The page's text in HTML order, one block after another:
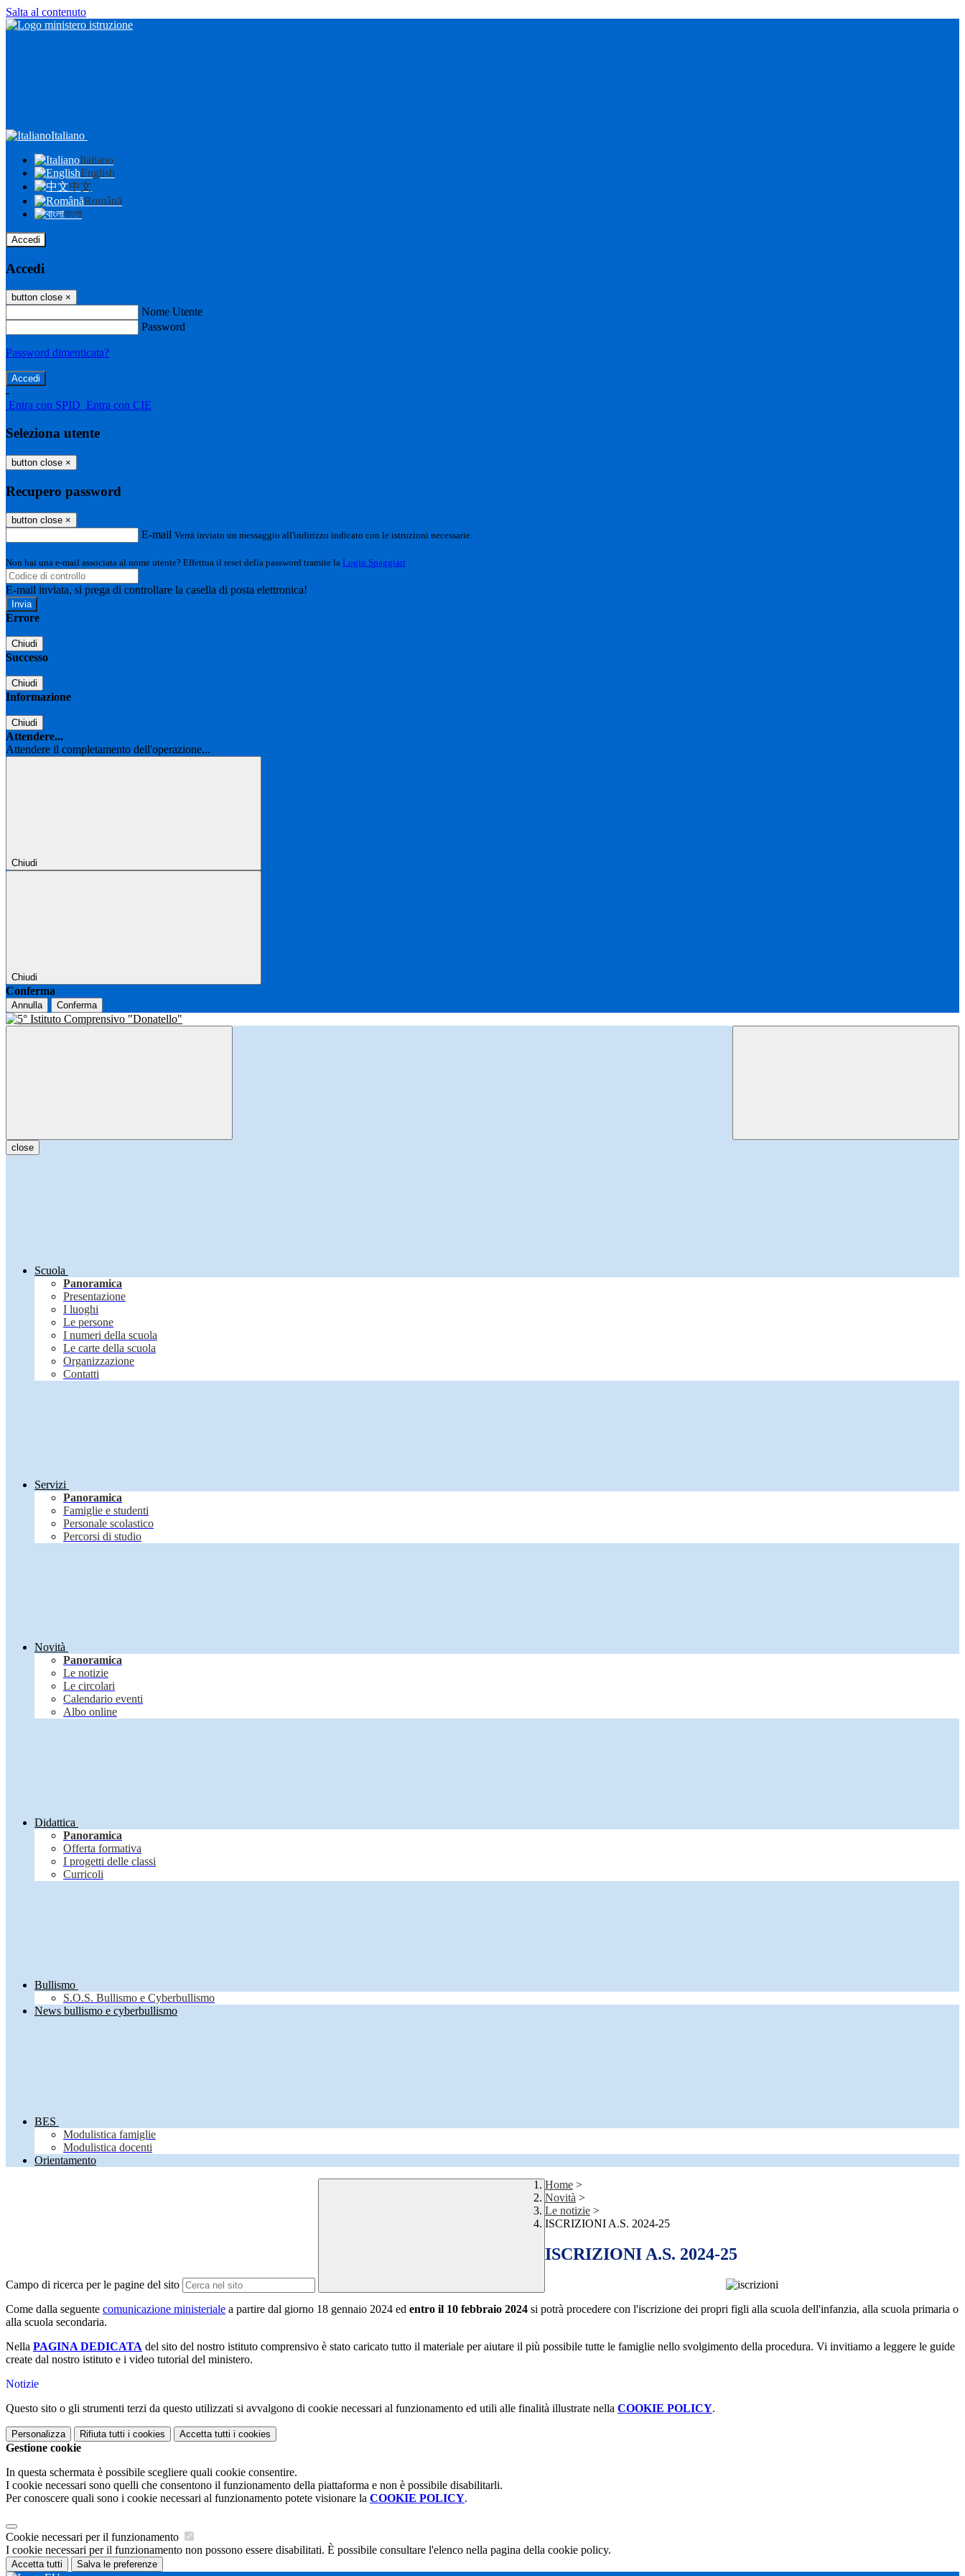
Salta al contenuto
Italiano
Italiano
English
中文
Română
বাংলা
Accedi
Accedi
button close ×
Nome Utente
Password
Password dimenticata?
-
Entra con SPID Entra con CIE
Seleziona utente
button close ×
Recupero password
button close ×
E-mail Verrà inviato un messaggio all'indirizzo indicato con le istruzioni necessarie.
Non hai una e-mail associata al nome utente? Effettua il reset della password tramite la Login Spaggiari
E-mail inviata, si prega di controllare la casella di posta elettronica!
Errore
Chiudi
Successo
Chiudi
Informazione
Chiudi
Attendere...
Attendere il completamento dell'operazione...
Chiudi
Chiudi
Conferma
Annulla Conferma
close
Scuola
Panoramica
Presentazione
I luoghi
Le persone
I numeri della scuola
Le carte della scuola
Organizzazione
Contatti
Servizi
Panoramica
Famiglie e studenti
Personale scolastico
Percorsi di studio
Novità
Panoramica
Le notizie
Le circolari
Calendario eventi
Albo online
Didattica
Panoramica
Offerta formativa
I progetti delle classi
Curricoli
Bullismo
S.O.S. Bullismo e Cyberbullismo
News bullismo e cyberbullismo
BES
Modulistica famiglie
Modulistica docenti
Orientamento
Campo di ricerca per le pagine del sito
Home >
Novità >
Le notizie >
ISCRIZIONI A.S. 2024-25
ISCRIZIONI A.S. 2024-25
Come dalla seguente comunicazione ministeriale a partire dal giorno 18 gennaio 2024 ed entro il 10 febbraio 2024 si potrà procedere con l'iscrizione dei propri figli alla scuola dell'infanzia, alla scuola primaria o
alla scuola secondaria.
Nella PAGINA DEDICATA del sito del nostro istituto comprensivo è stato caricato tutto il materiale per aiutare il più possibile tutte le famiglie nello svolgimento della procedura. Vi invitiamo a leggere le guide
create dal nostro istituto e i video tutorial del ministero.
Notizie
Questo sito o gli strumenti terzi da questo utilizzati si avvalgono di cookie necessari al funzionamento ed utili alle finalità illustrate nella COOKIE POLICY.
Personalizza Rifiuta tutti i cookies Accetta tutti i cookies
Gestione cookie
In questa schermata è possibile scegliere quali cookie consentire.
I cookie necessari sono quelli che consentono il funzionamento della piattaforma e non è possibile disabilitarli.
Per conoscere quali sono i cookie necessari al funzionamento potete visionare la COOKIE POLICY.
Cookie necessari per il funzionamento
I cookie necessari per il funzionamento non possono essere disabilitati. È possibile consultare l'elenco nella pagina della cookie policy.
Accetta tutti Salva le preferenze